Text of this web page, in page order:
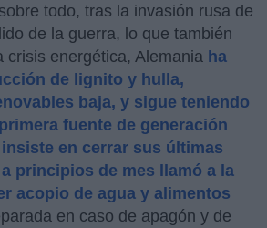
todo, tras la invasión rusa de
de la guerra, lo que también
crisis energética, Alemania ha
de lignito y hulla,
baja, y sigue teniendo
fuente de generación
insiste en cerrar sus últimas
principios de mes llamó a la
acopio de agua y alimentos
en caso de apagón y de